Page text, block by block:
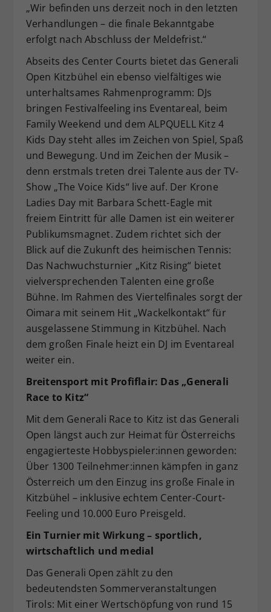
„Wir befinden uns derzeit noch in den letzten
Verhandlungen – die finale Bekanntgabe
erfolgt nach Abschluss der Meldefrist.“
Abseits des Center Courts bietet das Generali
Open Kitzbühel ein ebenso vielfältiges wie
unterhaltsames Rahmenprogramm: DJs
bringen Festivalfeeling ins Eventareal, beim
Family Weekend und dem ALPQUELL Kitz 4
Kids Day steht alles im Zeichen von Spiel, Spaß
und Bewegung. Und im Zeichen der Musik –
denn erstmals treten drei Talente aus der TV-
Show „The Voice Kids“ live auf. Der Krone
Ladies Day mit Barbara Schett-Eagle mit
freiem Eintritt für alle Damen ist ein weiterer
Publikumsmagnet. Zudem richtet sich der
Blick auf die Zukunft des heimischen Tennis:
Das Nachwuchsturnier „Kitz Rising“ bietet
vielversprechenden Talenten eine große
Bühne. Im Rahmen des Viertelfinales sorgt der
Oimara mit seinem Hit „Wackelkontakt“ für
ausgelassene Stimmung in Kitzbühel. Nach
dem großen Finale heizt ein DJ im Eventareal
weiter ein.
Breitensport mit Profiflair: Das „Generali
Race to Kitz“
Mit dem Generali Race to Kitz ist das Generali
Open längst auch zur Heimat für Österreichs
engagierteste Hobbyspieler:innen geworden:
Über 1300 Teilnehmer:innen kämpfen in ganz
Österreich um den Einzug ins große Finale in
Kitzbühel – inklusive echtem Center-Court-
Feeling und 10.000 Euro Preisgeld.
Ein Turnier mit Wirkung – sportlich,
wirtschaftlich und medial
Das Generali Open zählt zu den
bedeutendsten Sommerveranstaltungen
Tirols: Mit einer Wertschöpfung von rund 15